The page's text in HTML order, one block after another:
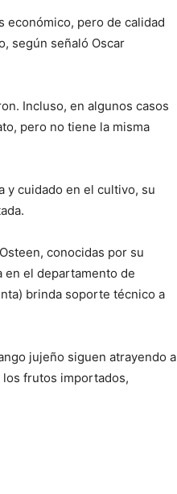
económico, pero de calidad
según señaló Oscar
Incluso, en algunos casos
pero no tiene la misma
y cuidado en el cultivo, su
conocidas por su
en el departamento de
brinda soporte técnico a
jujeño siguen atrayendo a
frutos importados,